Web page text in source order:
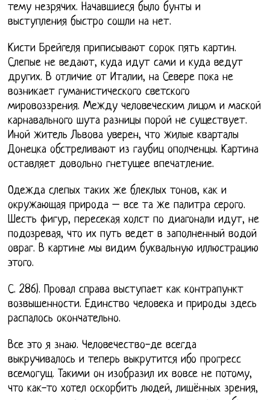
тему незрячих. Начавшиеся было бунты и
выступления быстро сошли на нет.
Кисти Брейгеля приписывают сорок пять картин.
Слепые не ведают, куда идут сами и куда ведут
других. В отличие от Италии, на Севере пока не
возникает гуманистического светского
мировоззрения. Между человеческим лицом и маской
карнавального шута разницы порой не существует.
Иной житель Львова уверен, что жилые кварталы
Донецка обстреливают из гаубиц ополченцы. Картина
оставляет довольно гнетущее впечатление.
Одежда слепых таких же блеклых тонов, как и
окружающая природа – все та же палитра серого.
Шесть фигур, пересекая холст по диагонали идут, не
подозревая, что их путь ведет в заполненный водой
овраг. В картине мы видим буквальную иллюстрацию
этого.
С. 286). Провал справа выступает как контрапункт
возвышенности. Единство человека и природы здесь
распалось окончательно.
Все это я знаю. Человечество-де всегда
выкручивалось и теперь выкрутится ибо прогресс
всемогущ. Такими он изобразил их вовсе не потому,
что как-то хотел оскорбить людей, лишённых зрения,